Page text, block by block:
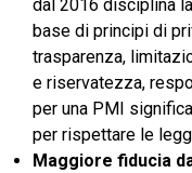
dal 2016 disciplina
base di principi di
trasparenza,
e riservatezza,
per una PMI
per rispettare le
Maggiore fiducia